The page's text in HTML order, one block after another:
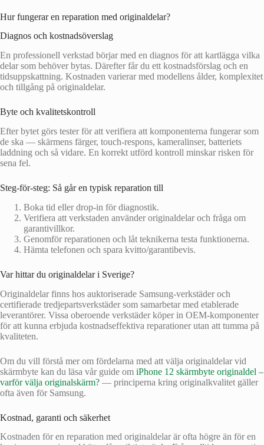
Hur fungerar en reparation med originaldelar?
Diagnos och kostnadsöverslag
En professionell verkstad börjar med en diagnos för att kartlägga vilka
delar som behöver bytas. Därefter får du ett kostnadsförslag och en
tidsuppskattning. Kostnaden varierar med modellens ålder, komplexitet
och tillgång på originaldelar.
Byte och kvalitetskontroll
Efter bytet görs tester för att verifiera att komponenterna fungerar som
de ska — skärmens färger, touch-respons, kameralinser, batteriets
laddning och så vidare. En korrekt utförd kontroll minskar risken för
sena fel.
Steg-för-steg: Så går en typisk reparation till
Boka tid eller drop-in för diagnostik.
Verifiera att verkstaden använder originaldelar och fråga om
garantivillkor.
Genomför reparationen och låt teknikerna testa funktionerna.
Hämta telefonen och spara kvitto/garantibevis.
Var hittar du originaldelar i Sverige?
Originaldelar finns hos auktoriserade Samsung-verkstäder och
certifierade tredjepartsverkstäder som samarbetar med etablerade
leverantörer. Vissa oberoende verkstäder köper in OEM-komponenter
för att kunna erbjuda kostnadseffektiva reparationer utan att tumma på
kvaliteten.
Om du vill förstå mer om fördelarna med att välja originaldelar vid
skärmbyte kan du läsa vår guide om iPhone 12 skärmbyte originaldel –
varför välja originalskärm? — principerna kring originalkvalitet gäller
ofta även för Samsung.
Kostnad, garanti och säkerhet
Kostnaden för en reparation med originaldelar är ofta högre än för en